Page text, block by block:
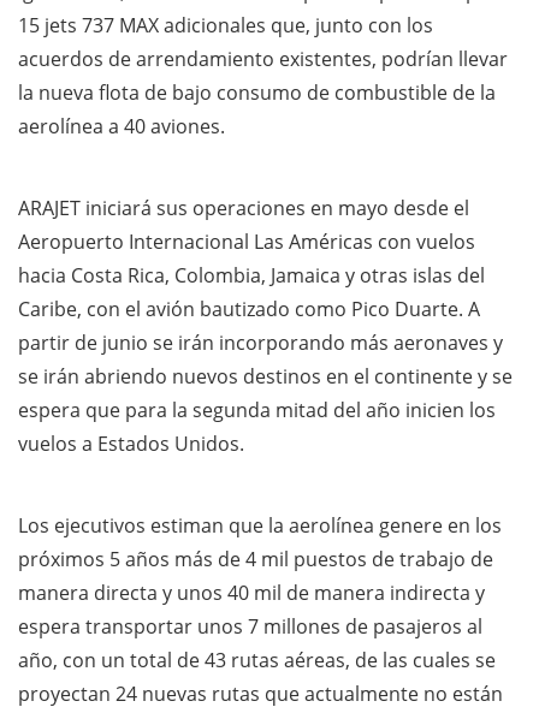
15 jets 737 MAX adicionales que, junto con los
acuerdos de arrendamiento existentes, podrían llevar
la nueva flota de bajo consumo de combustible de la
aerolínea a 40 aviones.
ARAJET iniciará sus operaciones en mayo desde el
Aeropuerto Internacional Las Américas con vuelos
hacia Costa Rica, Colombia, Jamaica y otras islas del
Caribe, con el avión bautizado como Pico Duarte. A
partir de junio se irán incorporando más aeronaves y
se irán abriendo nuevos destinos en el continente y se
espera que para la segunda mitad del año inicien los
vuelos a Estados Unidos.
Los ejecutivos estiman que la aerolínea genere en los
próximos 5 años más de 4 mil puestos de trabajo de
manera directa y unos 40 mil de manera indirecta y
espera transportar unos 7 millones de pasajeros al
año, con un total de 43 rutas aéreas, de las cuales se
proyectan 24 nuevas rutas que actualmente no están